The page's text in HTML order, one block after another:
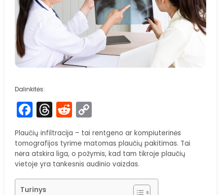
Dalinkitės:
Facebook
Threads
Reddit
Link
Plaučių infiltracija – tai rentgeno ar kompiuterinės
tomografijos tyrime matomas plaučių pakitimas. Tai
nėra atskira liga, o požymis, kad tam tikroje plaučių
vietoje yra tankesnis audinio vaizdas.
Turinys